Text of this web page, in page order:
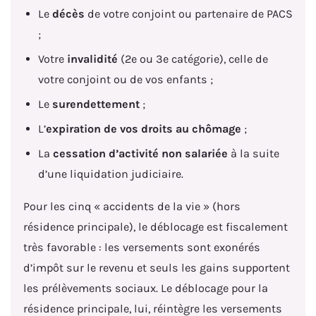
Le décès de votre conjoint ou partenaire de PACS
;
Votre invalidité (2e ou 3e catégorie), celle de
votre conjoint ou de vos enfants ;
Le surendettement ;
L’expiration de vos droits au chômage ;
La cessation d’activité non salariée à la suite
d’une liquidation judiciaire.
Pour les cinq « accidents de la vie » (hors
résidence principale), le déblocage est fiscalement
très favorable : les versements sont exonérés
d’impôt sur le revenu et seuls les gains supportent
les prélèvements sociaux. Le déblocage pour la
résidence principale, lui, réintègre les versements